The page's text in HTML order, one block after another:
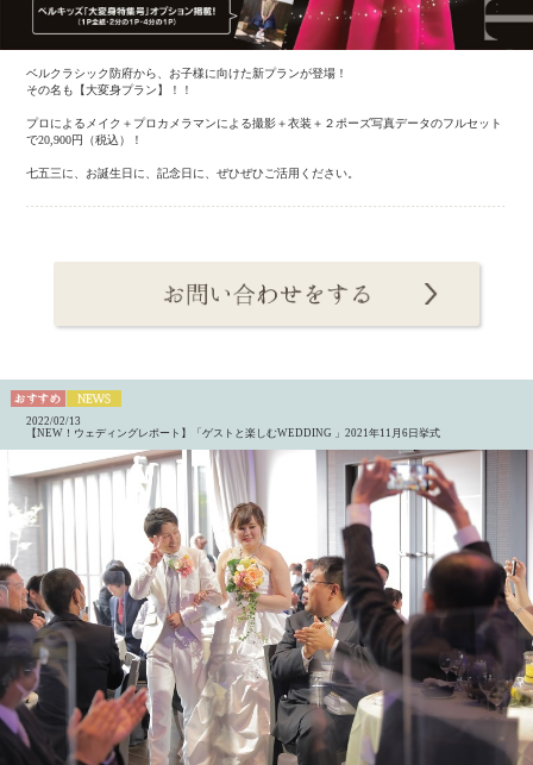
ベルクラシック防府から、お子様に向けた新プランが登場！
その名も【大変身プラン】！！
プロによるメイク＋プロカメラマンによる撮影＋衣装＋２ポーズ写真データのフルセット
で20,900円（税込）！
七五三に、お誕生日に、記念日に、ぜひぜひご活用ください。
2022/02/13
【NEW！ウェディングレポート】「ゲストと楽しむWEDDING 」2021年11月6日挙式